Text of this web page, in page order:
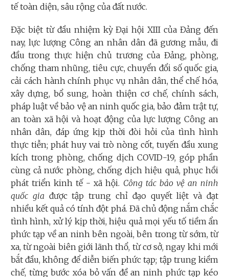
tế toàn diện, sâu rộng của đất nước.
Đặc biệt từ đầu nhiệm kỳ Đại hội XIII của Đảng đến
nay, lực lượng Công an nhân dân đã gương mẫu, đi
đầu trong thực hiện chủ trương của Đảng, phòng,
chống tham nhũng, tiêu cực, chuyển đổi số quốc gia,
cải cách hành chính phục vụ nhân dân, thể chế hóa,
xây dựng, bổ sung, hoàn thiện cơ chế, chính sách,
pháp luật về bảo vệ an ninh quốc gia, bảo đảm trật tự,
an toàn xã hội và hoạt động của lực lượng Công an
nhân dân, đáp ứng kịp thời đòi hỏi của tình hình
thực tiễn; phát huy vai trò nòng cốt, tuyến đầu xung
kích trong phòng, chống dịch COVID-19, góp phần
cùng cả nước phòng, chống dịch hiệu quả, phục hồi
phát triển kinh tế - xã hội. Công tác bảo vệ an ninh
quốc gia được tập trung chỉ đạo quyết liệt và đạt
nhiều kết quả có tính đột phá. Đã chủ động nắm chắc
tình hình, xử lý kịp thời, hiệu quả mọi yếu tố tiềm ẩn
phức tạp về an ninh bên ngoài, bên trong từ sớm, từ
xa, từ ngoài biên giới lãnh thổ, từ cơ sở, ngay khi mới
bắt đầu, không để diễn biến phức tạp; tập trung kiềm
chế, từng bước xóa bỏ vấn đề an ninh phức tạp kéo